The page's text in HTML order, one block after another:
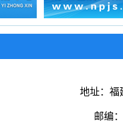
地址：福
邮编